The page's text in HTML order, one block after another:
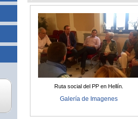
Ruta social del PP en Hellín.
Galería de Imagenes